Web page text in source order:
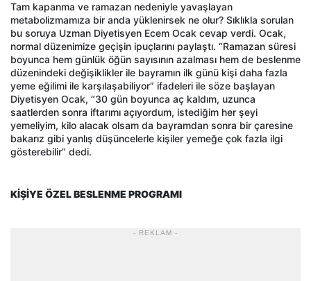
Tam kapanma ve ramazan nedeniyle yavaşlayan
metabolizmamıza bir anda yüklenirsek ne olur? Sıklıkla sorulan
bu soruya Uzman Diyetisyen Ecem Ocak cevap verdi. Ocak,
normal düzenimize geçişin ipuçlarını paylaştı. “Ramazan süresi
boyunca hem günlük öğün sayısının azalması hem de beslenme
düzenindeki değişiklikler ile bayramın ilk günü kişi daha fazla
yeme eğilimi ile karşılaşabiliyor” ifadeleri ile söze başlayan
Diyetisyen Ocak, “30 gün boyunca aç kaldım, uzunca
saatlerden sonra iftarımı açıyordum, istediğim her şeyi
yemeliyim, kilo alacak olsam da bayramdan sonra bir çaresine
bakarız gibi yanlış düşüncelerle kişiler yemeğe çok fazla ilgi
gösterebilir” dedi.
KİŞİYE ÖZEL BESLENME PROGRAMI
- REKLAM -